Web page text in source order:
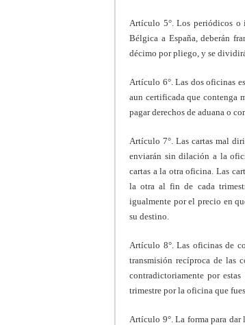
Artículo 5°. Los periódicos o
Bélgica a España, deberán
décimo por pliego, y se
Artículo 6°. Las dos oficinas
aun certificada que contenga
pagar derechos de aduana o
Artículo 7°. Las cartas mal
enviarán sin dilación a la
cartas a la otra oficina. Las
la otra al fin de cada
igualmente por el precio en
su destino.
Artículo 8°. Las oficinas de
transmisión recíproca de las
contradictoriamente por
trimestre por la oficina que
Artículo 9°. La forma para dar